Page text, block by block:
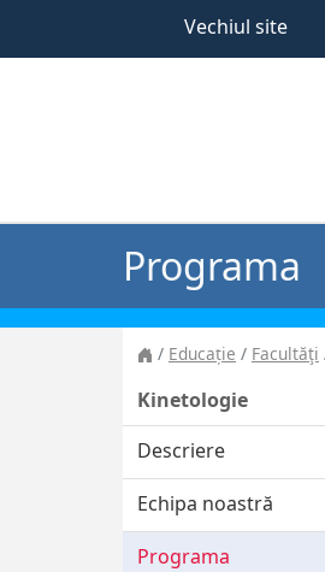
Vechiul site
Programa
Educație Facultăţi
Kinetologie
Descriere
Echipa noastră
Programa